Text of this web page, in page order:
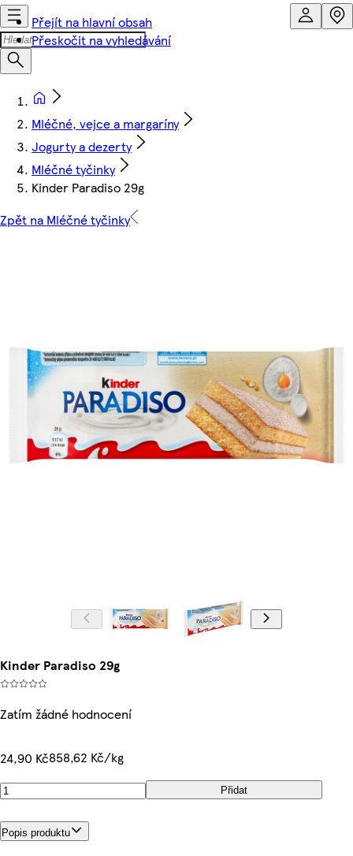
Přejít na hlavní obsah
Přeskočit na vyhledávání
Mléčné, vejce a margaríny
Jogurty a dezerty
Mléčné tyčinky
Kinder Paradiso 29g
Zpět na Mléčné tyčinky
Kinder Paradiso 29g
Zatím žádné hodnocení
24,90 Kč858,62 Kč/kg
Přidat
Popis produktu